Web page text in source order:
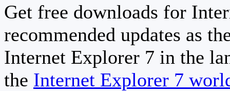
Get free downloads for
recommended updates as
Internet Explorer 7 in the
the Internet Explorer 7